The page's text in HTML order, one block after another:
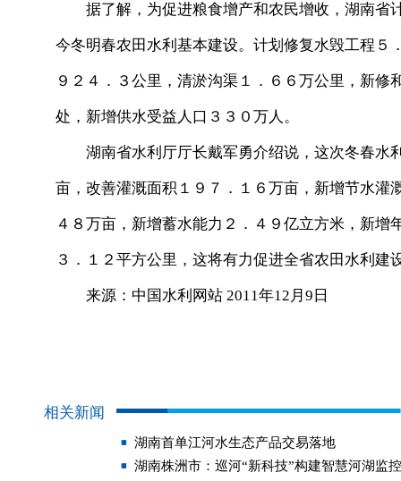
据了解，为促进粮食增产和农民增收，湖南省
今冬明春农田水利基本建设。计划修复水毁工程
９２４．３公里，清淤沟渠１．６６万公里，新
处，新增供水受益人口３３０万人。
湖南省水利厅厅长戴军勇介绍说，这次冬春水
亩，改善灌溉面积１９７．１６万亩，新增节水
４８万亩，新增蓄水能力２．４９亿立方米，新
３．１２平方公里，这将有力促进全省农田水利建
来源：中国水利网站 2011年12月9日
相关新闻
湖南首单江河水生态产品交易落地
湖南株洲市：巡河“新科技”构建智慧河湖监